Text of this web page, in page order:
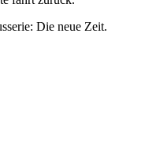
Die neue Zeit.